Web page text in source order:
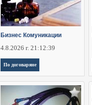
Бизнес Комуникации
4.8.2026 г. 21:12:39
По договаряне